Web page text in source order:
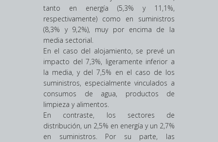
tanto en energía (5,3% y 11,1%,
respectivamente) como en suministros
(8,3% y 9,2%), muy por encima de la
media sectorial.
En el caso del alojamiento, se prevé un
impacto del 7,3%, ligeramente inferior a
la media, y del 7,5% en el caso de los
suministros, especialmente vinculados a
consumos de agua, productos de
limpieza y alimentos.
En contraste, los sectores de
distribución, un 2,5% en energía y un 2,7%
en suministros. Por su parte, las